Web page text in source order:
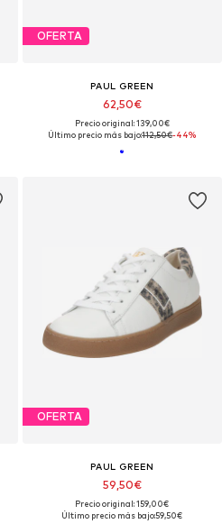
OFERTA
PAUL GREEN
62,50€
Precio original: 139,00€
Último precio más bajo:112,50€-44%
OFERTA
PAUL GREEN
59,50€
Precio original: 159,00€
Último precio más bajo:59,50€